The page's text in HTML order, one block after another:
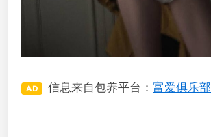
AD 信息来自包养平台：富爱俱乐部